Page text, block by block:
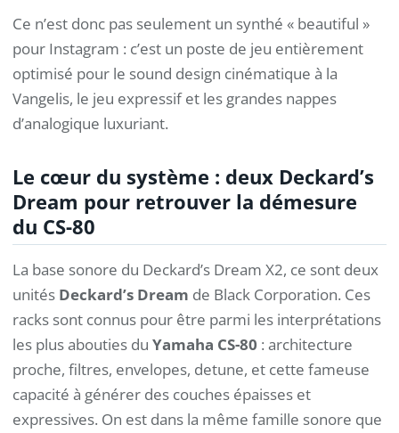
Ce n’est donc pas seulement un synthé « beautiful »
pour Instagram : c’est un poste de jeu entièrement
optimisé pour le sound design cinématique à la
Vangelis, le jeu expressif et les grandes nappes
d’analogique luxuriant.
Le cœur du système : deux Deckard’s
Dream pour retrouver la démesure
du CS-80
La base sonore du Deckard’s Dream X2, ce sont deux
unités Deckard’s Dream de Black Corporation. Ces
racks sont connus pour être parmi les interprétations
les plus abouties du Yamaha CS-80 : architecture
proche, filtres, envelopes, detune, et cette fameuse
capacité à générer des couches épaisses et
expressives. On est dans la même famille sonore que